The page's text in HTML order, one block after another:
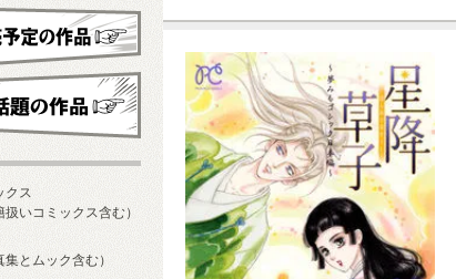
クス
扱いコミックス含む）
集とムック含む）